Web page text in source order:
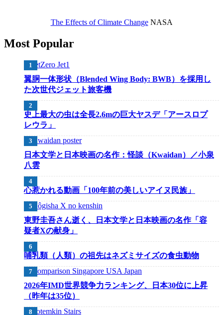
The Effects of Climate ChangeNASA
Most Popular
翼胴一体形状（Blended Wing Body: BWB）を採用し
た次世代ジェット旅客機
史上最大の虫は全長2.6mの巨大ヤスデ「アースロプ
レウラ」
日本文学と日本映画の名作：怪談（Kwaidan）／小泉
八雲
心惹かれる動画「100年前の美しいアイヌ民族」
東野圭吾さん逝く、日本文学と日本映画の名作「容
疑者Xの献身」
哺乳類（人類）の祖先はネズミサイズの食虫動物
2026年IMD世界競争力ランキング、日本30位に上昇
（昨年は35位）